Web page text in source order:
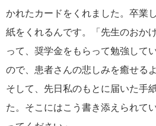
かれたカードをくれました。卒業
紙をくれるんです。「先生のおか
って、奨学金をもらって勉強して
ので、患者さんの悲しみを癒せる
そして、先日私のもとに届いた手
た。そこにはこう書き添えられて